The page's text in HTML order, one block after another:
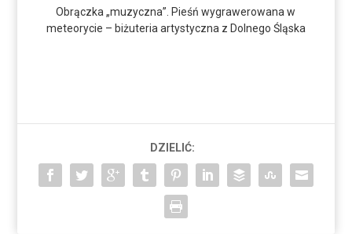
Obrączka „muzyczna”. Pieśń wygrawerowana w
meteorycie – biżuteria artystyczna z Dolnego Śląska
DZIELIĆ: